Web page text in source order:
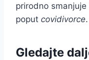
prirodno
poput covidivorce.
Gledajte